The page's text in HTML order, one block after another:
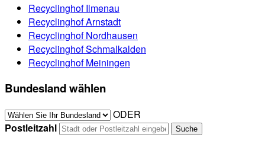
Recyclinghof Ilmenau
Recyclinghof Arnstadt
Recyclinghof Nordhausen
Recyclinghof Schmalkalden
Recyclinghof Meiningen
Bundesland wählen
ODER
Postleitzahl